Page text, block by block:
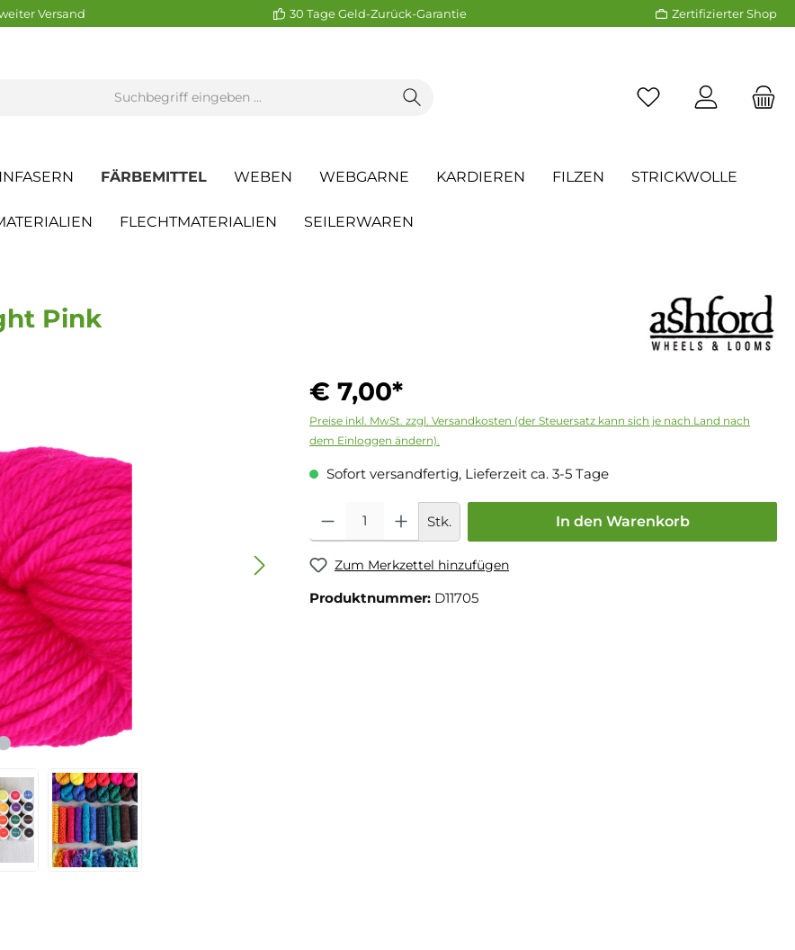
Versand 30 Tage Geld-Zurück-Garantie Zertifizierter Shop
FÄRBEMITTEL WEBEN WEBGARNE KARDIEREN FILZEN STRICKWOLLE
FLECHTMATERIALIEN SEILERWAREN
Pink
€ 7,00*
Preise inkl. MwSt. zzgl. Versandkosten (der Steuersatz kann sich je nach Land nach
dem Einloggen ändern).
Sofort versandfertig, Lieferzeit ca. 3-5 Tage
Stk. In den Warenkorb
Zum Merkzettel hinzufügen
Produktnummer: D11705